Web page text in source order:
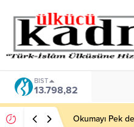
BIST
13.798,82
Okumayı Pek